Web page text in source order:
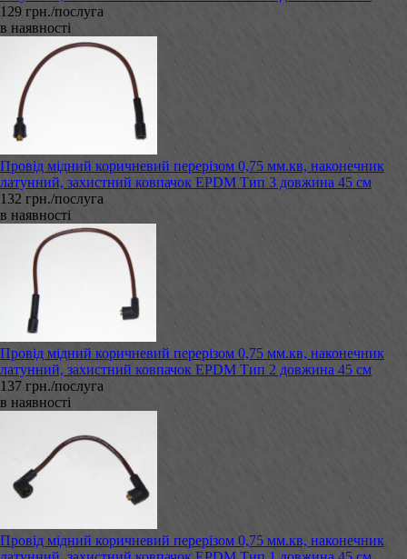
129 грн./послуга
в наявності
Провід мідний коричневий перерізом 0,75 мм.кв, наконечник
латунний, захистний ковпачок EPDM Тип 3 довжина 45 см
132 грн./послуга
в наявності
Провід мідний коричневий перерізом 0,75 мм.кв, наконечник
латунний, захистний ковпачок EPDM Тип 2 довжина 45 см
137 грн./послуга
в наявності
Провід мідний коричневий перерізом 0,75 мм.кв, наконечник